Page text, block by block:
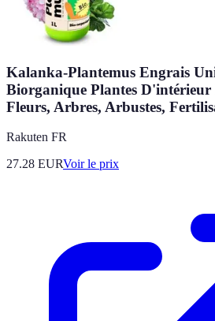
Kalanka-Plantemus Engrais
Biorganique Plantes D'intérieur
Fleurs, Arbres, Arbustes,
Rakuten FR
27.28 EURVoir le prix